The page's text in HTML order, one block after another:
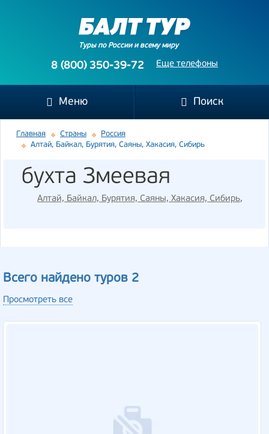
Туры по России и всему миру
Еще телефоны
8 (800) 350-39-72
Меню Поиск
Главная Страны
Россия
Алтай, Байкал, Бурятия, Саяны, Хакасия, Сибирь
бухта Змеевая
Алтай, Байкал, Бурятия, Саяны, Хакасия, Сибирь,
Всего найдено туров 2
Просмотреть все